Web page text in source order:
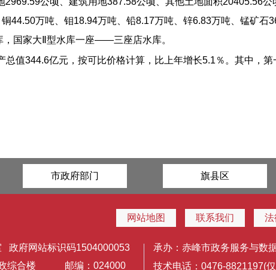
44.50万吨、钼18.94万吨、铅8.17万吨、锌6.83万吨、锰矿
国家大Ⅱ型水库一座——三座店水库。
总值344.6亿元，按可比价格计算，比上年增长5.1％。其中，
市政府部门 旗县区
网站地图 联系我们 法
政府网站标识码1504000053
政综合楼 邮编：024000
承办：赤峰市政务服务与
技术电话：0476-8821197(